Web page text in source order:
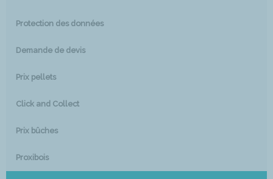
Protection des données
Demande de devis
Prix pellets
Click and Collect
Prix bûches
Proxibois